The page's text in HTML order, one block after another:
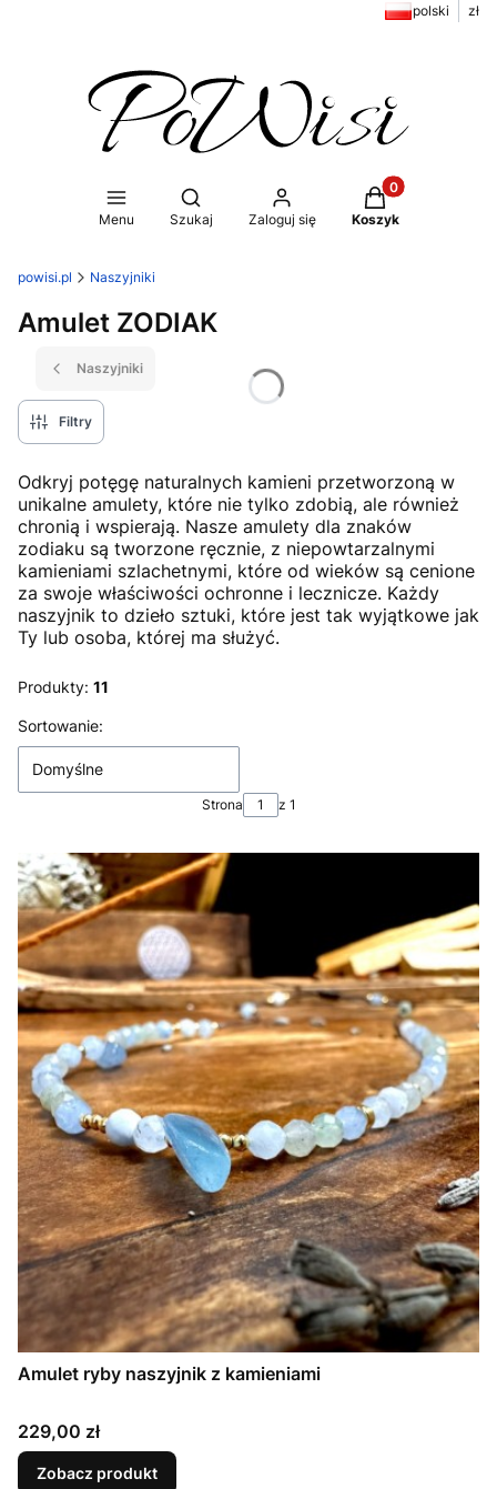
polski zł
Menu
Otwórz wyszukiwarkę
Szukaj Zaloguj się
Produkty w
Koszyk
powisi.pl Naszyjniki
Amulet ZODIAK
Naszyjniki
Filtry
Odkryj potęgę naturalnych kamieni przetworzoną w
unikalne amulety, które nie tylko zdobią, ale również
chronią i wspierają. Nasze amulety dla znaków
zodiaku są tworzone ręcznie, z niepowtarzalnymi
kamieniami szlachetnymi, które od wieków są cenione
za swoje właściwości ochronne i lecznicze. Każdy
naszyjnik to dzieło sztuki, które jest tak wyjątkowe jak
Ty lub osoba, której ma służyć.
Produkty: 11
Lista produktów
Sortowanie:
Domyślne
Strona z 1
Amulet ryby naszyjnik z kamieniami
Cena
229,00 zł
Zobacz produkt